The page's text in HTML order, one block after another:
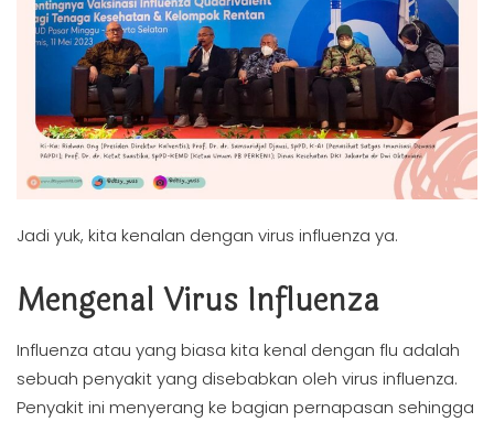
Jadi yuk, kita kenalan dengan virus influenza ya.
Mengenal Virus Influenza
Influenza atau yang biasa kita kenal dengan flu adalah
sebuah penyakit yang disebabkan oleh virus influenza.
Penyakit ini menyerang ke bagian pernapasan sehingga